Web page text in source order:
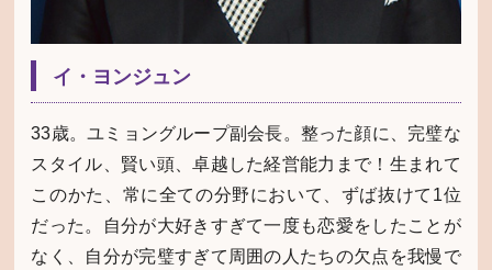
イ・ヨンジュン
33歳。ユミョングループ副会長。整った顔に、完璧な
スタイル、賢い頭、卓越した経営能力まで！生まれて
このかた、常に全ての分野において、ずば抜けて1位
だった。自分が大好きすぎて一度も恋愛をしたことが
なく、自分が完璧すぎて周囲の人たちの欠点を我慢で